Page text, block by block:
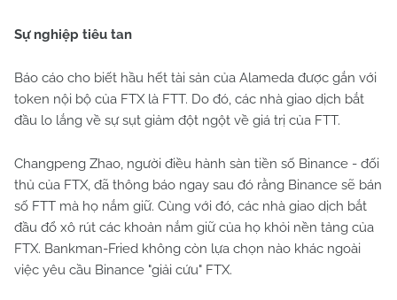
Sự nghiệp tiêu tan
Báo cáo cho biết hầu hết tài sản của Alameda được gắn với
token nội bộ của FTX là FTT. Do đó, các nhà giao dịch bắt
đầu lo lắng về sự sụt giảm đột ngột về giá trị của FTT.
Changpeng Zhao, người điều hành sàn tiền số Binance - đối
thủ của FTX, đã thông báo ngay sau đó rằng Binance sẽ bán
số FTT mà họ nắm giữ. Cùng với đó, các nhà giao dịch bắt
đầu đổ xô rút các khoản nắm giữ của họ khỏi nền tảng của
FTX. Bankman-Fried không còn lựa chọn nào khác ngoài
việc yêu cầu Binance "giải cứu" FTX.